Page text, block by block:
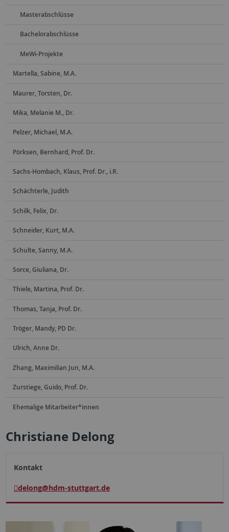
Masterabschlüsse
Bachelorabschlüsse
MeWi-Projekte
Martella, Sabine, M.A.
Maurer, Torsten, Dr.
Mika, Melanie M., Dr.
Pelzer, Michael, M.A.
Pörksen, Bernhard, Prof. Dr.
Sachs-Hombach, Klaus, Prof. Dr., i.R.
Schächterle, Judith
Schilk, Felix, Dr.
Schneider, Kurt, M.A.
Schulte, Sanny, M.A.
Sorce, Giuliana, Dr.
Thiele, Martina, Prof. Dr.
Thomas, Tanja, Prof. Dr.
Tröger, Mandy, PD Dr.
Ulrich, Anne Dr.
Zhang, Maximilian Jun, M.A.
Zurstiege, Guido, Prof. Dr.
Ehemalige Mitarbeiter*innen
Christiane Delong
Kontakt
delong@hdm-stuttgart.de